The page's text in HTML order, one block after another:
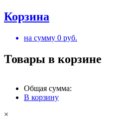
Корзина
на сумму 0 руб.
Товары в корзине
Общая сумма:
В корзину
×